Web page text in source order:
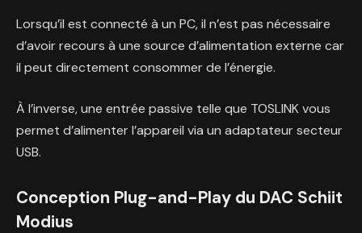
Lorsqu’il est connecté à un PC, il n’est pas nécessaire
d’avoir recours à une source d’alimentation externe car
il peut directement consommer de l’énergie.
À l’inverse, une entrée passive telle que TOSLINK vous
permet d’alimenter l’appareil via un adaptateur secteur
USB.
Conception Plug-and-Play du DAC Schiit
Modius